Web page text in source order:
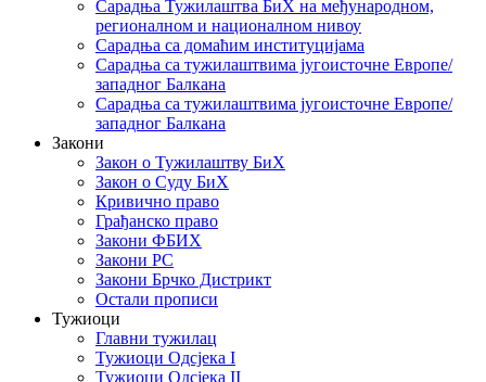
Сарадња Тужилаштва БиХ на међународном,
регионалном и националном нивоу
Сарадња са домаћим институцијама
Сарадња са тужилаштвима југоисточне Европе/
западног Балкана
Сарадња са тужилаштвима југоисточне Европе/
западног Балкана
Закони
Закон о Тужилаштву БиХ
Закон о Суду БиХ
Кривично право
Грађанско право
Закони ФБИХ
Закони РС
Закони Брчко Дистрикт
Остали прописи
Тужиоци
Главни тужилац
Тужиоци Oдсјекa I
Тужиоци Oдсјекa II